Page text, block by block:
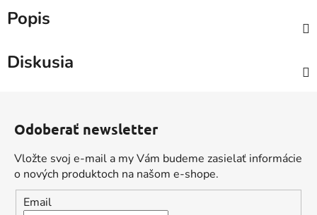
Popis
Diskusia
Odoberať newsletter
Vložte svoj e-mail a my Vám budeme zasielať informácie
o nových produktoch na našom e-shope.
Email